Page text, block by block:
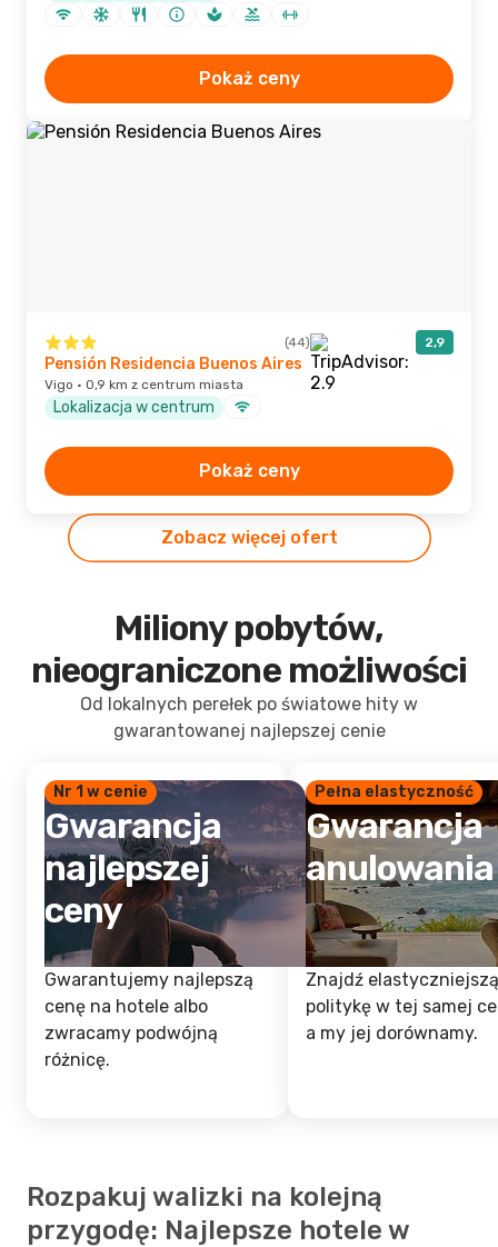
Pokaż ceny
(44) 2,9
Pensión Residencia Buenos Aires
Vigo · 0,9 km z centrum miasta
Lokalizacja w centrum
Pokaż ceny
Zobacz więcej ofert
Miliony pobytów,
nieograniczone możliwości
Od lokalnych perełek po światowe hity w
gwarantowanej najlepszej cenie
Nr 1 w cenie
Gwarancja
najlepszej
ceny
Gwarantujemy najlepszą
cenę na hotele albo
zwracamy podwójną
różnicę.
Pełna elastyczność
Gwarancja
anulowania
Znajdź elastyczniejszą
politykę w tej samej
a my jej dorównamy.
Rozpakuj walizki na kolejną
przygodę: Najlepsze hotele w